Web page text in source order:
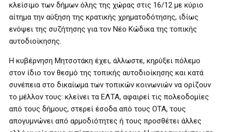
κλείσιμο των δήμων όλης της χώρας στις 16/12 με κύριο
αίτημα την αύξηση της κρατικής χρηματοδότησης, ιδίως
ενόψει της συζήτησης για τον Νέο Κώδικα της τοπικής
αυτοδιοίκησης.
Η κυβέρνηση Μητσοτάκη έχει, άλλωστε, κηρύξει πόλεμο
στον ίδιο τον θεσμό της τοπικής αυτοδιοίκησης και κατά
συνέπεια στο δικαίωμα των τοπικών κοινωνιών να ορίζουν
το μέλλον τους: κλείνει τα ΕΛΤΑ, αφαιρεί τις πολεοδομίες
από τους δήμους, στερεί έσοδα από τους ΟΤΑ, τους
απογυμνώνει από αρμοδιότητες ή τους προσθέτει άλλες